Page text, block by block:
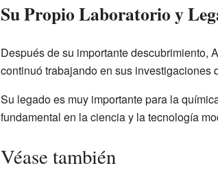
Su Propio Laboratorio y
Después de su importante descubrimiento,
continuó trabajando en sus investigaciones
Su legado es muy importante para la
fundamental en la ciencia y la tecnología
Véase también